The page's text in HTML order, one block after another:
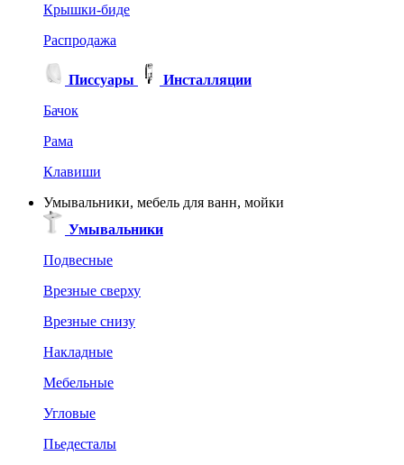
Крышки-биде
Распродажа
Писсуары
Инсталляции
Бачок
Рама
Клавиши
Умывальники, мебель для ванн, мойки
Умывальники
Подвесные
Врезные сверху
Врезные снизу
Накладные
Мебельные
Угловые
Пьедесталы